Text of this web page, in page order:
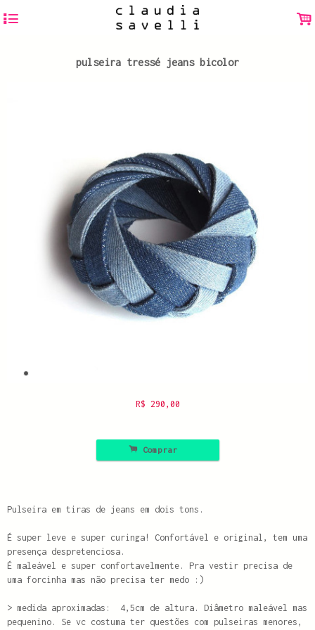
4 .
pulseira tressé jeans bicolor
R$ 290,00
. Comprar
Pulseira em tiras de jeans em dois tons.
É super leve e super curinga! Confortável e original, tem uma
presença despretenciosa.
É maleável e super confortavelmente. Pra vestir precisa de
uma forcinha mas não precisa ter medo :)
> medida aproximadas: 4,5cm de altura. Diâmetro maleável mas
pequenino. Se vc costuma ter questões com pulseiras menores,